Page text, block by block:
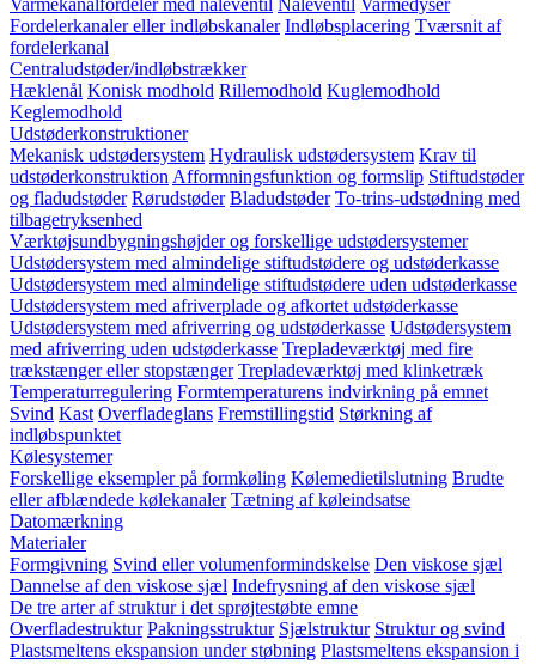
Varmekanalfordeler med nåleventil Nåleventil Varmedyser
Fordelerkanaler eller indløbskanaler Indløbsplacering Tværsnit af
fordelerkanal
Centraludstøder/indløbstrækker
Hæklenål Konisk modhold Rillemodhold Kuglemodhold
Keglemodhold
Udstøderkonstruktioner
Mekanisk udstødersystem Hydraulisk udstødersystem Krav til
udstøderkonstruktion Afformningsfunktion og formslip Stiftudstøder
og fladudstøder Rørudstøder Bladudstøder To-trins-udstødning med
tilbagetryksenhed
Værktøjsundbygningshøjder og forskellige udstødersystemer
Udstødersystem med almindelige stiftudstødere og udstøderkasse
Udstødersystem med almindelige stiftudstødere uden udstøderkasse
Udstødersystem med afriverplade og afkortet udstøderkasse
Udstødersystem med afriverring og udstøderkasse Udstødersystem
med afriverring uden udstøderkasse Trepladeværktøj med fire
trækstænger eller stopstænger Trepladeværktøj med klinketræk
Temperaturregulering Formtemperaturens indvirkning på emnet
Svind Kast Overfladeglans Fremstillingstid Størkning af
indløbspunktet
Kølesystemer
Forskellige eksempler på formkøling Kølemedietilslutning Brudte
eller afblændede kølekanaler Tætning af køleindsatse
Datomærkning
Materialer
Formgivning Svind eller volumenformindskelse Den viskose sjæl
Dannelse af den viskose sjæl Indefrysning af den viskose sjæl
De tre arter af struktur i det sprøjtestøbte emne
Overfladestruktur Pakningsstruktur Sjælstruktur Struktur og svind
Plastsmeltens ekspansion under støbning Plastsmeltens ekspansion i